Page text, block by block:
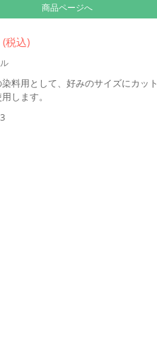
商品ページへ
税込)
染料用として、好みのサイズにカット
します。